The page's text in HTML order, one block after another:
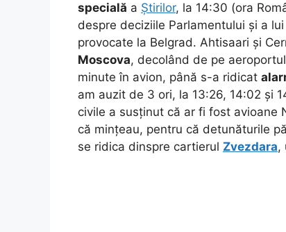
specială a Știrilor, la 14:30 (ora
despre deciziile Parlamentului și a
provocate la Belgrad. Ahtisaari și
Moscova, decolând de pe aeroportul
minute în avion, până s-a ridicat
am auzit de 3 ori, la 13:26, 14:02 și
civile a susținut că ar fi fost avioane
că mințeau, pentru că detunăturile
se ridica dinspre cartierul Zvezdara,